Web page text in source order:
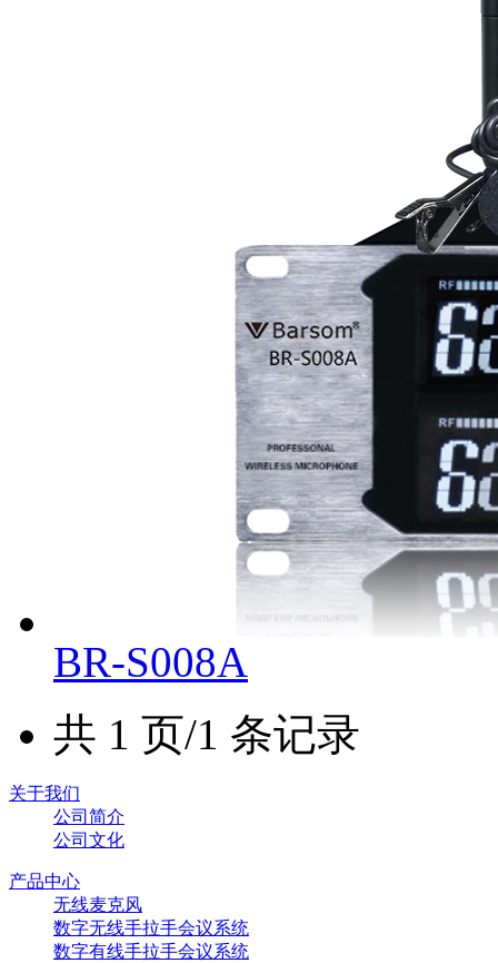
BR-S008A
共 1 页/1 条记录
关于我们
公司简介
公司文化
产品中心
无线麦克风
数字无线手拉手会议系统
数字有线手拉手会议系统